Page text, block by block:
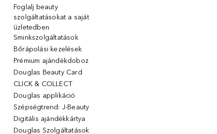
Foglalj beauty
szolgáltatásokat a saját
üzletedben
Sminkszolgáltatások
Bőrápolási kezelések
Prémium ajándékdoboz
Douglas Beauty Card
CLICK & COLLECT
Douglas applikáció
Szépségtrend: J-Beauty
Digitális ajándékkártya
Douglas Szolgáltatások